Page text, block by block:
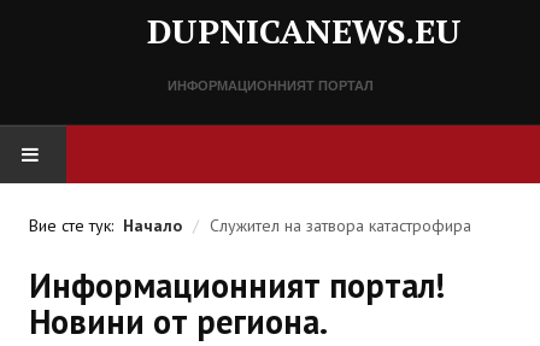
DUPNICANEWS.EU
ИНФОРМАЦИОННИЯТ ПОРТАЛ
НОВИНИ
СПРАВОЧНИК
Вие сте тук: Начало / Служител на затвора катастрофира
Информационният портал!
Новини от региона.